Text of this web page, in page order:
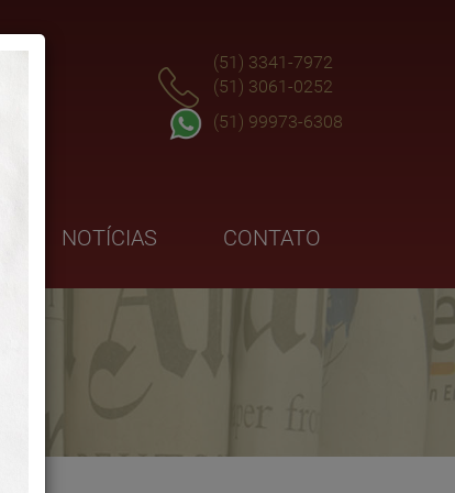
(51) 3341-7972
(51) 3061-0252
(51) 99973-6308
NOTÍCIAS CONTATO